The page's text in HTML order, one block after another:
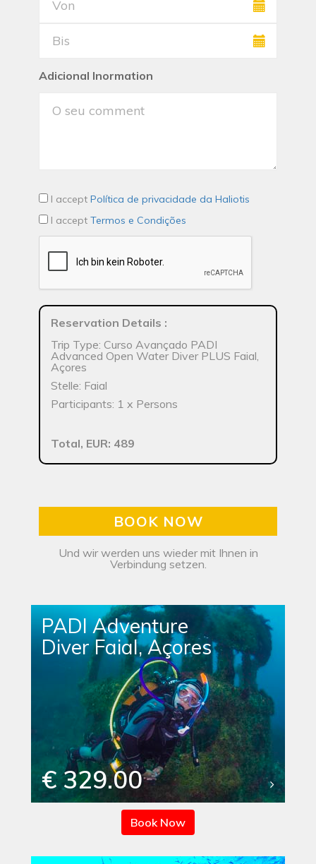
Adicional Inormation
I accept Política de privacidade da Haliotis
I accept Termos e Condições
Reservation Details :
Trip Type: Curso Avançado PADI
Advanced Open Water Diver PLUS Faial,
Açores
Stelle: Faial
Participants: 1 x Persons
Total, EUR: 489
BOOK NOW
Und wir werden uns wieder mit Ihnen in
Verbindung setzen.
PADI Adventure
Diver Faial, Açores
€ 329.00
Book Now